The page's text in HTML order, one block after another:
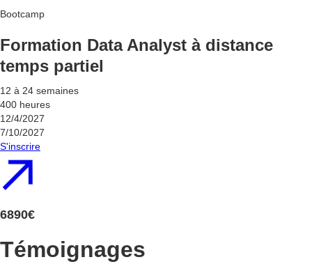
Bootcamp
Formation Data Analyst à distance
temps partiel
12 à 24 semaines
400 heures
12/4/2027
7/10/2027
S'inscrire
6890€
Témoignages